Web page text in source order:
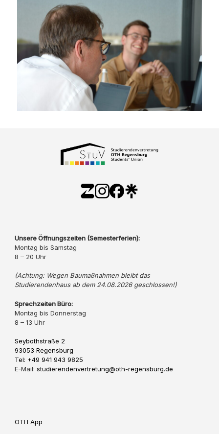
Unsere Öffnungszeiten (Semesterferien):
Montag bis Samstag
8 – 20 Uhr
(Achtung: Wegen Baumaßnahmen bleibt das
Studierendenhaus ab dem 24.08.2026 geschlossen!)
Sprechzeiten Büro:
Montag bis Donnerstag
8 – 13 Uhr
Seybothstraße 2
93053 Regensburg
Tel: +49 941 943 9825
E-Mail: studierendenvertretung@oth-regensburg.de
OTH App